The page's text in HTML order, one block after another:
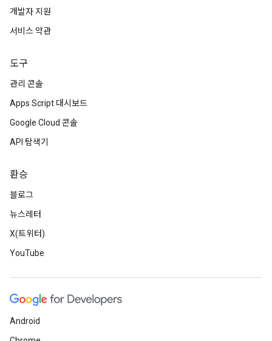
개발자 지원
서비스 약관
도구
관리 콘솔
Apps Script 대시보드
Google Cloud 콘솔
API 탐색기
환승
블로그
뉴스레터
X(트위터)
YouTube
Android